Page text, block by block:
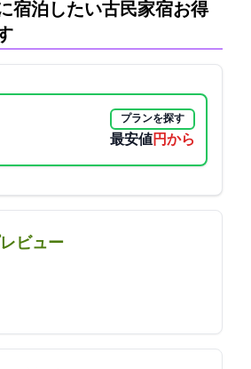
宿泊したい古民家宿:お得
プランを探す
最安値10005円から
ビュー